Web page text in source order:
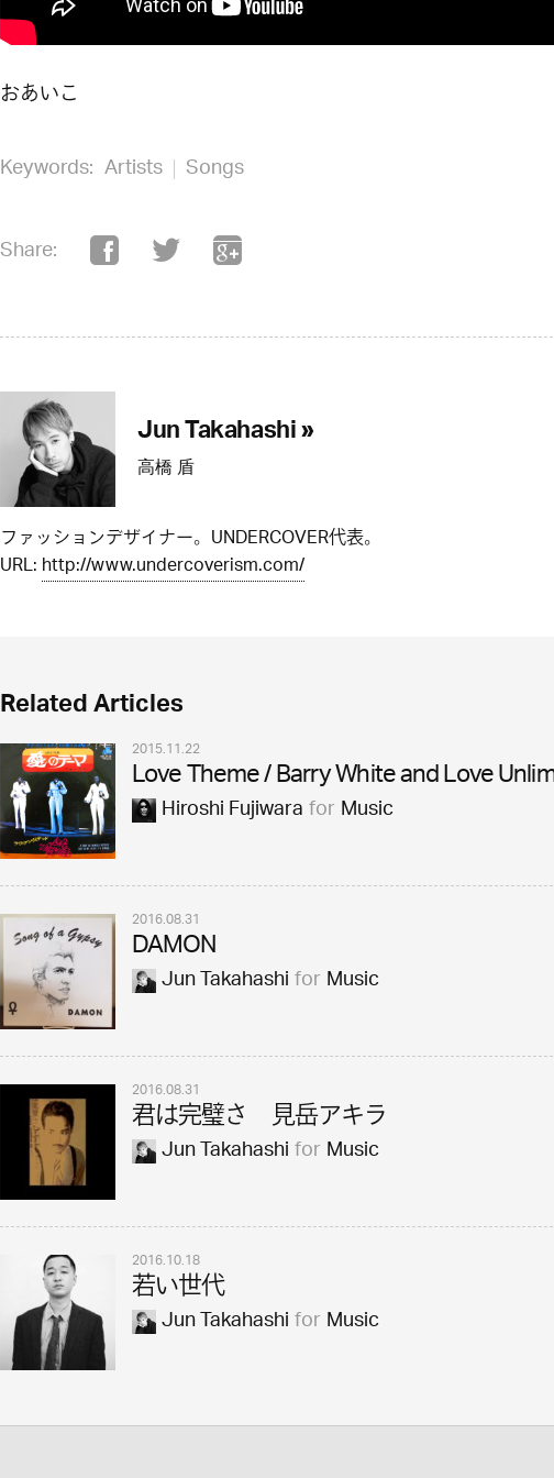
おあいこ
Keywords: Artists Songs
Share:
Jun Takahashi »
高橋 盾
ファッションデザイナー。UNDERCOVER代表。
URL:http://www.undercoverism.com/
Related Articles
2015.11.22
Love Theme / Barry White and Love
Hiroshi FujiwaraforMusic
2016.08.31
DAMON
Jun TakahashiforMusic
2016.08.31
君は完璧さ 見岳アキラ
Jun TakahashiforMusic
2016.10.18
若い世代
Jun TakahashiforMusic